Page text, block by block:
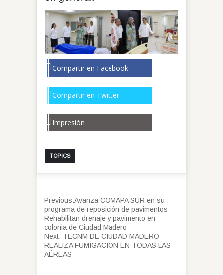
Compartir en Facebook
Compartir en Twitter
Impresión
TOPICS
Previous:Avanza COMAPA SUR en su
programa de reposición de pavimentos-
Rehabilitan drenaje y pavimento en
colonia de Ciudad Madero
Next: TECNM DE CIUDAD MADERO
REALIZA FUMIGACIÓN EN TODAS LAS
AÉREAS